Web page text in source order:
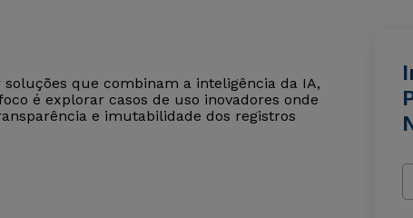
que combinam a inteligência da IA,
é explorar casos de uso inovadores onde
e imutabilidade dos registros